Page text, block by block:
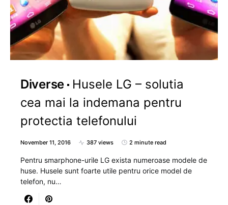
Diverse
Husele LG – solutia
cea mai la indemana pentru
protectia telefonului
November 11, 2016 387 views 2 minute read
Pentru smarphone-urile LG exista numeroase modele de
huse. Husele sunt foarte utile pentru orice model de
telefon, nu…